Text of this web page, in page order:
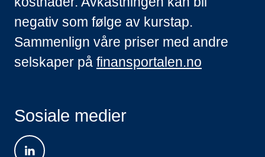
negativ som følge av kurstap.
Sammenlign våre priser med andre
selskaper på finansportalen.no
Sosiale medier